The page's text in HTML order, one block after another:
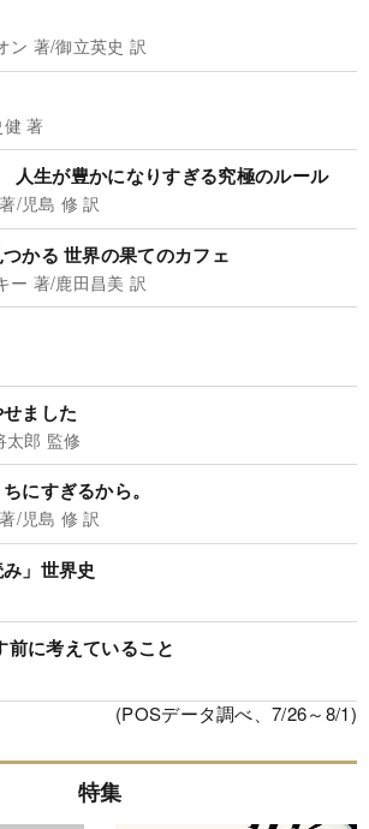
ン 著/御立英史 訳
著
生が豊かになりすぎる究極のルール
/児島 修 訳
かる 世界の果てのカフェ
ー 著/鹿田昌美 訳
ました
太郎 監修
にすぎるから。
/児島 修 訳
」世界史
前に考えていること
(POSデータ調べ、7/26～8/1)
特集